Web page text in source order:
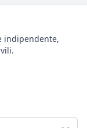
indipendente,